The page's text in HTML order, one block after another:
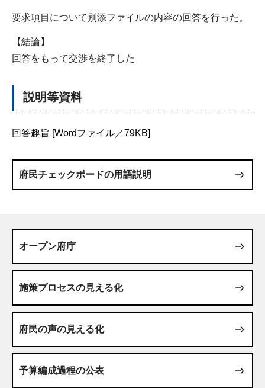
要求項目について別添ファイルの内容の回答を行った。
【結論】
回答をもって交渉を終了した
説明等資料
回答趣旨 [Wordファイル／79KB]
府民チェックボードの用語説明
オープン府庁
施策プロセスの見える化
府民の声の見える化
予算編成過程の公表